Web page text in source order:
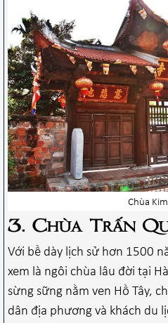
Chùa
3. Chùa Trấn
Với bề dày lịch sử hơn 1500
xem là ngôi chùa lâu đời tại
sừng sững nằm ven Hồ Tây,
dân địa phương và khách du